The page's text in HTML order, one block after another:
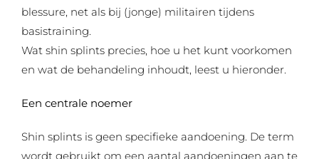
blessure, net als bij (jonge) militairen tijdens
basistraining.
Wat shin splints precies, hoe u het kunt voorkomen
en wat de behandeling inhoudt, leest u hieronder.
Een centrale noemer
Shin splints is geen specifieke aandoening. De term
wordt gebruikt om een aantal aandoeningen aan te